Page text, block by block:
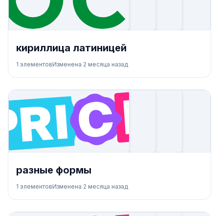
кириллица латиницей
1 элементовИзменена 2 месяца назад
разные формы
1 элементовИзменена 2 месяца назад